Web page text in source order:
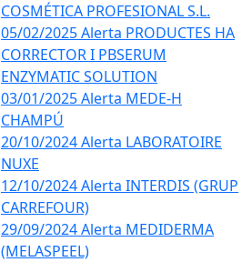
COSMÉTICA PROFESIONAL S.L.
05/02/2025 Alerta PRODUCTES HA
CORRECTOR I PBSERUM
ENZYMATIC SOLUTION
03/01/2025 Alerta MEDE-H
CHAMPÚ
20/10/2024 Alerta LABORATOIRE
NUXE
12/10/2024 Alerta INTERDIS (GRUP
CARREFOUR)
29/09/2024 Alerta MEDIDERMA
(MELASPEEL)